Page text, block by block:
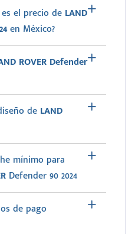
el precio de LAND
en México?
ROVER Defender
de LAND
mínimo para
Defender 90 2024
de pago